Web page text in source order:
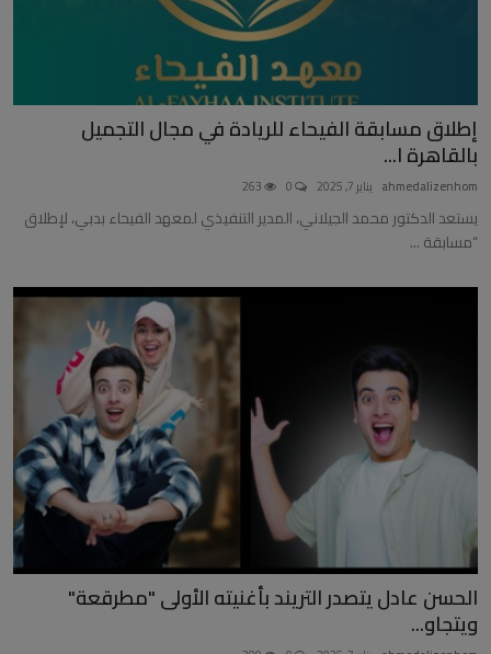
إطلاق مسابقة الفيحاء للريادة في مجال التجميل
بالقاهرة ا...
ahmedalizenhom يناير 7, 2025
يستعد الدكتور محمد الجيلاني، المدير التنفيذي لمعهد الفيحاء بدبي، لإطلاق
“مسابقة ...
الحسن عادل يتصدر التريند بأغنيته الأولى "مطرقعة"
ويتجاو...